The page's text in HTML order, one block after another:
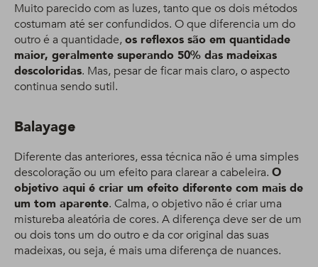
Muito parecido com as luzes, tanto que os dois métodos
costumam até ser confundidos. O que diferencia um do
outro é a quantidade,os reflexos são em quantidade
maior, geralmente superando 50% das madeixas
descoloridas. Mas, pesar de ficar mais claro, o aspecto
continua sendo sutil.
Balayage
Diferente das anteriores, essa técnica não é uma simples
descoloração ou um efeito para clarear a cabeleira. O
objetivo aqui é criar um efeito diferente com mais de
um tom aparente. Calma, o objetivo não é criar uma
mistureba aleatória de cores. A diferença deve ser de um
ou dois tons um do outro e da cor original das suas
madeixas, ou seja, é mais uma diferença de nuances.